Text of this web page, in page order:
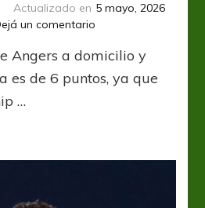
Actualizado en 5 mayo, 2026
un comentarioen
tuvo
su
hora
Angers a domicilio y
es de 6 puntos, ya que
…